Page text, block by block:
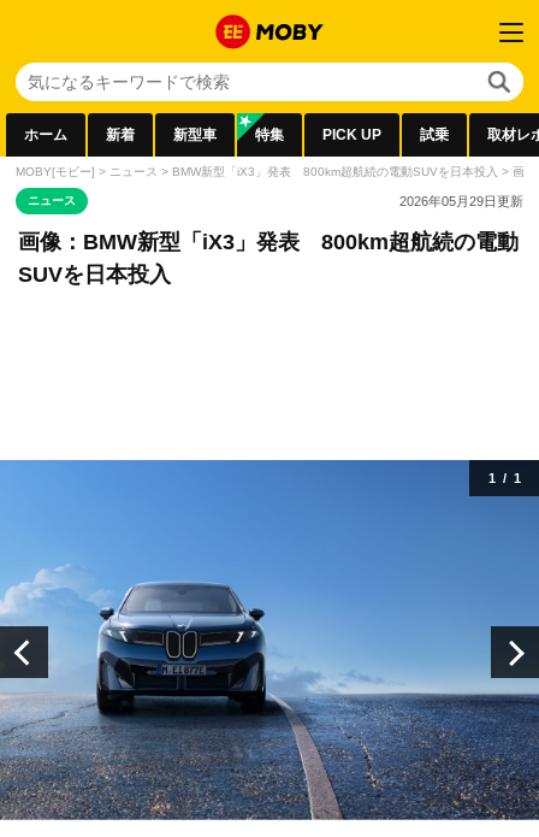
ホーム 新着 新型車 特集 PICK UP 試乗 取材レ
MOBY[モビー] > ニュース > BMW新型「iX3」発表 800km超航続の電動SUVを日本投入 > 画像
ニュース 2026年05月29日更新
画像：BMW新型「iX3」発表 800km超航続の電動
SUVを日本投入
1/ 1